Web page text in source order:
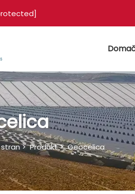
>Produkt>Geocelica